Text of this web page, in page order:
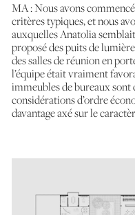
MA : Nous avons
critères typiques, et nous
auxquelles Anatolia
proposé des puits de
des salles de réunion en
l’équipe était vraiment
immeubles de bureaux sont
considérations d’ordre
davantage axé sur le